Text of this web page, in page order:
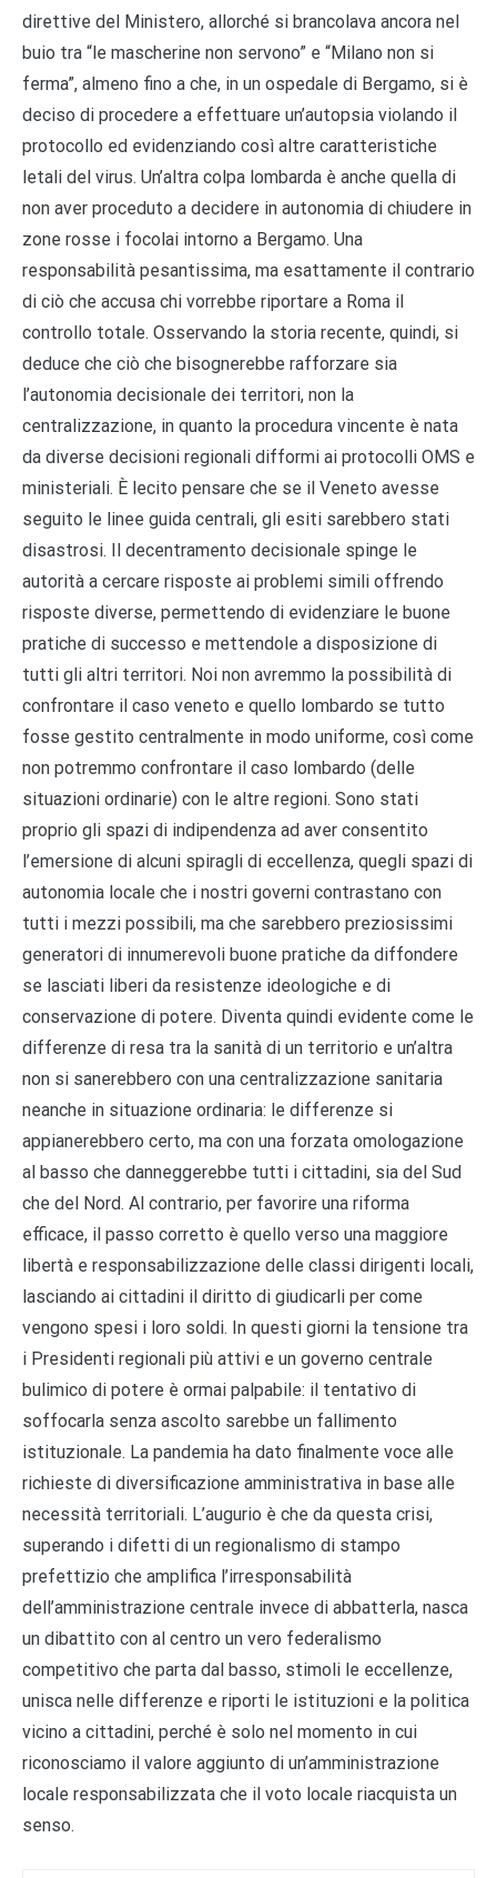
direttive del Ministero, allorché si brancolava ancora nel
buio tra “le mascherine non servono” e “Milano non si
ferma”, almeno fino a che, in un ospedale di Bergamo, si è
deciso di procedere a effettuare un’autopsia violando il
protocollo ed evidenziando così altre caratteristiche
letali del virus. Un’altra colpa lombarda è anche quella di
non aver proceduto a decidere in autonomia di chiudere in
zone rosse i focolai intorno a Bergamo. Una
responsabilità pesantissima, ma esattamente il contrario
di ciò che accusa chi vorrebbe riportare a Roma il
controllo totale. Osservando la storia recente, quindi, si
deduce che ciò che bisognerebbe rafforzare sia
l’autonomia decisionale dei territori, non la
centralizzazione, in quanto la procedura vincente è nata
da diverse decisioni regionali difformi ai protocolli OMS e
ministeriali. È lecito pensare che se il Veneto avesse
seguito le linee guida centrali, gli esiti sarebbero stati
disastrosi. Il decentramento decisionale spinge le
autorità a cercare risposte ai problemi simili offrendo
risposte diverse, permettendo di evidenziare le buone
pratiche di successo e mettendole a disposizione di
tutti gli altri territori. Noi non avremmo la possibilità di
confrontare il caso veneto e quello lombardo se tutto
fosse gestito centralmente in modo uniforme, così come
non potremmo confrontare il caso lombardo (delle
situazioni ordinarie) con le altre regioni. Sono stati
proprio gli spazi di indipendenza ad aver consentito
l’emersione di alcuni spiragli di eccellenza, quegli spazi di
autonomia locale che i nostri governi contrastano con
tutti i mezzi possibili, ma che sarebbero preziosissimi
generatori di innumerevoli buone pratiche da diffondere
se lasciati liberi da resistenze ideologiche e di
conservazione di potere. Diventa quindi evidente come le
differenze di resa tra la sanità di un territorio e un’altra
non si sanerebbero con una centralizzazione sanitaria
neanche in situazione ordinaria: le differenze si
appianerebbero certo, ma con una forzata omologazione
al basso che danneggerebbe tutti i cittadini, sia del Sud
che del Nord. Al contrario, per favorire una riforma
efficace, il passo corretto è quello verso una maggiore
libertà e responsabilizzazione delle classi dirigenti locali,
lasciando ai cittadini il diritto di giudicarli per come
vengono spesi i loro soldi. In questi giorni la tensione tra
i Presidenti regionali più attivi e un governo centrale
bulimico di potere è ormai palpabile: il tentativo di
soffocarla senza ascolto sarebbe un fallimento
istituzionale. La pandemia ha dato finalmente voce alle
richieste di diversificazione amministrativa in base alle
necessità territoriali. L’augurio è che da questa crisi,
superando i difetti di un regionalismo di stampo
prefettizio che amplifica l’irresponsabilità
dell’amministrazione centrale invece di abbatterla, nasca
un dibattito con al centro un vero federalismo
competitivo che parta dal basso, stimoli le eccellenze,
unisca nelle differenze e riporti le istituzioni e la politica
vicino a cittadini, perché è solo nel momento in cui
riconosciamo il valore aggiunto di un’amministrazione
locale responsabilizzata che il voto locale riacquista un
senso.